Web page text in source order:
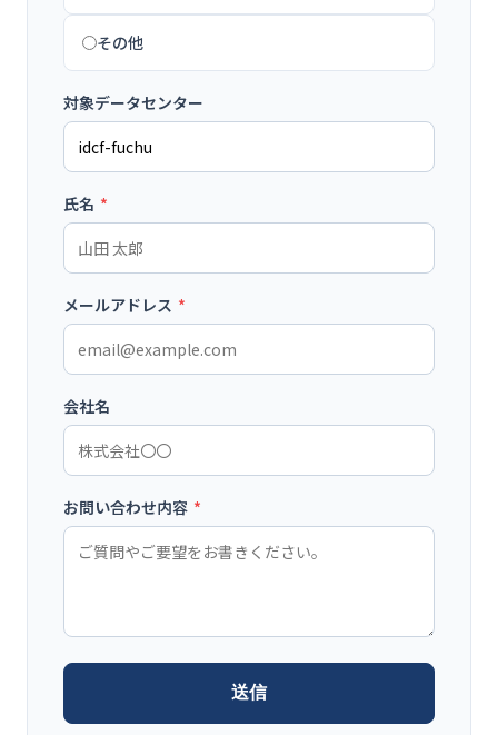
その他
対象データセンター
氏名 *
メールアドレス *
会社名
お問い合わせ内容 *
送信